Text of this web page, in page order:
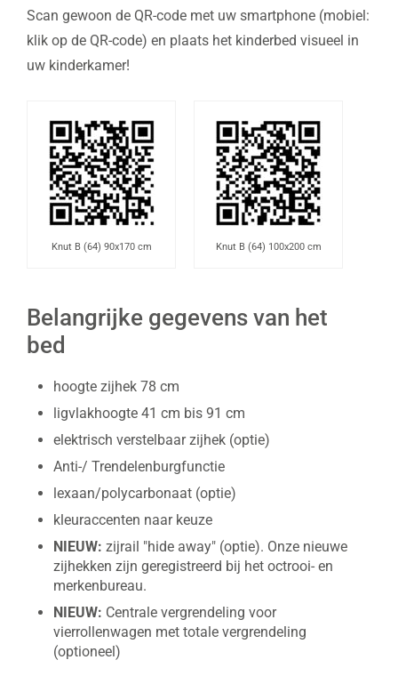
Scan gewoon de QR-code met uw smartphone (mobiel:
klik op de QR-code) en plaats het kinderbed visueel in
uw kinderkamer!
Knut B (64) 90x170 cm Knut B (64) 100x200 cm
Belangrijke gegevens van het
bed
hoogte zijhek 78 cm
ligvlakhoogte 41 cm bis 91 cm
elektrisch verstelbaar zijhek (optie)
Anti-/ Trendelenburgfunctie
lexaan/polycarbonaat (optie)
kleuraccenten naar keuze
NIEUW: zijrail "hide away" (optie). Onze nieuwe
zijhekken zijn geregistreerd bij het octrooi- en
merkenbureau.
NIEUW: Centrale vergrendeling voor
vierrollenwagen met totale vergrendeling
(optioneel)